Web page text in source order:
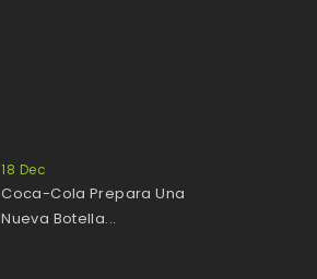
18 Dec
Coca-Cola Prepara Una
Nueva Botella...